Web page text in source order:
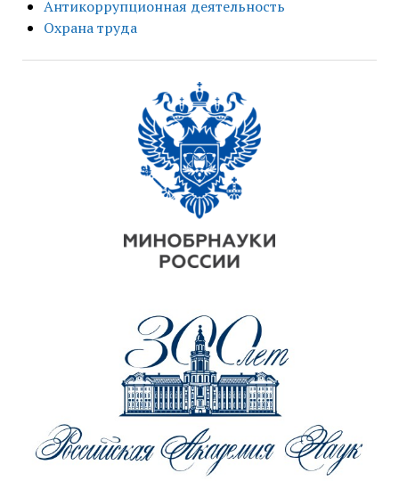
Антикоррупционная деятельность
Охрана труда